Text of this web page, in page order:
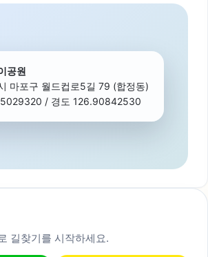
공원
마포구 월드컵로5길 79 (합정동)
/ 경도 126.90842530
길찾기를 시작하세요.